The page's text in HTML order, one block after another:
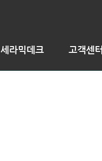
세라믹데크 고객센터